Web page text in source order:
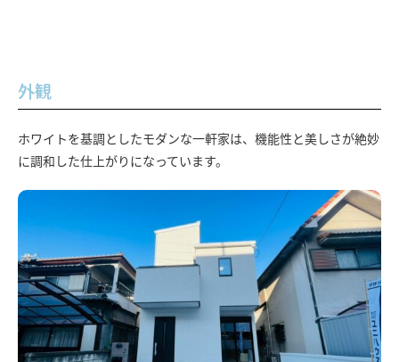
外観
ホワイトを基調としたモダンな一軒家は、機能性と美しさが絶妙
に調和した仕上がりになっています。